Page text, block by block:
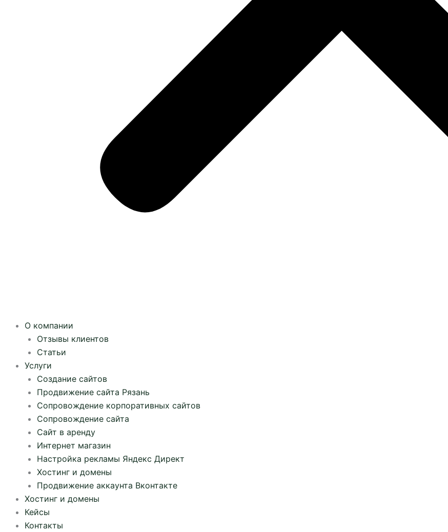
О компании
Отзывы клиентов
Статьи
Услуги
Создание сайтов
Продвижение сайта Рязань
Сопровождение корпоративных сайтов
Сопровождение сайта
Сайт в аренду
Интернет магазин
Настройка рекламы Яндекс Директ
Хостинг и домены
Продвижение аккаунта Вконтакте
Хостинг и домены
Кейсы
Контакты